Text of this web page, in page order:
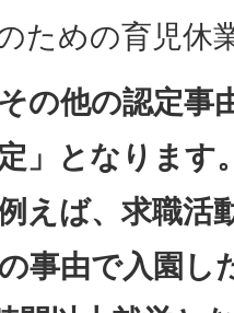
ための育児休
その他の認定
」となります
例えば、求職
事由で入園し